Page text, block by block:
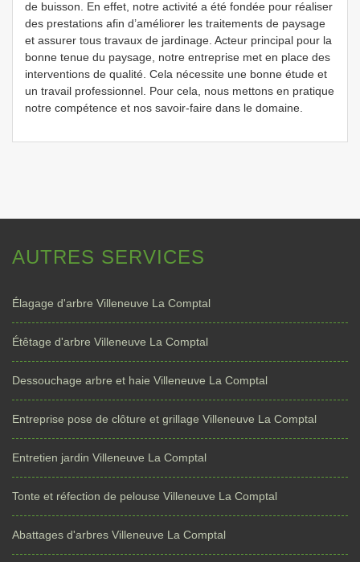
de buisson. En effet, notre activité a été fondée pour réaliser
des prestations afin d’améliorer les traitements de paysage
et assurer tous travaux de jardinage. Acteur principal pour la
bonne tenue du paysage, notre entreprise met en place des
interventions de qualité. Cela nécessite une bonne étude et
un travail professionnel. Pour cela, nous mettons en pratique
notre compétence et nos savoir-faire dans le domaine.
AUTRES SERVICES
Élagage d'arbre Villeneuve La Comptal
Étêtage d'arbre Villeneuve La Comptal
Dessouchage arbre et haie Villeneuve La Comptal
Entreprise pose de clôture et grillage Villeneuve La Comptal
Entretien jardin Villeneuve La Comptal
Tonte et réfection de pelouse Villeneuve La Comptal
Abattages d'arbres Villeneuve La Comptal